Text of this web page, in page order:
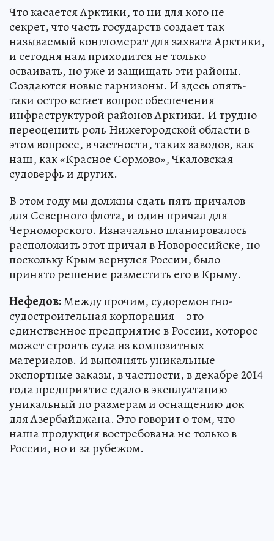
Что касается Арктики, то ни для кого не
секрет, что часть государств создает так
называемый конгломерат для захвата Арктики,
и сегодня нам приходится не только
осваивать, но уже и защищать эти районы.
Создаются новые гарнизоны. И здесь опять-
таки остро встает вопрос обеспечения
инфраструктурой районов Арктики. И трудно
переоценить роль Нижегородской области в
этом вопросе, в частности, таких заводов, как
наш, как «Красное Сормово», Чкаловская
судоверфь и других.
В этом году мы должны сдать пять причалов
для Северного флота, и один причал для
Черноморского. Изначально планировалось
расположить этот причал в Новороссийске, но
поскольку Крым вернулся России, было
принято решение разместить его в Крыму.
Нефедов:Между прочим, судоремонтно-
судостроительная корпорация – это
единственное предприятие в России, которое
может строить суда из композитных
материалов. И выполнять уникальные
экспортные заказы, в частности, в декабре 2014
года предприятие сдало в эксплуатацию
уникальный по размерам и оснащению док
для Азербайджана. Это говорит о том, что
наша продукция востребована не только в
России, но и за рубежом.